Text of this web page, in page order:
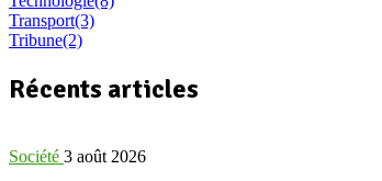
Transport(3)
Tribune(2)
Récents articles
Société 3 août 2026